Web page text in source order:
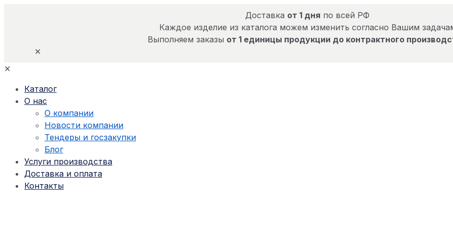
Доставка от 1 дня по всей РФ
Каждое изделие из каталога можем изменить согласно Вашим
Выполняем заказы от 1 единицы продукции до контрактного
✕
✕
Каталог
О нас
О компании
Новости компании
Тендеры и госзакупки
Блог
Услуги производства
Доставка и оплата
Контакты